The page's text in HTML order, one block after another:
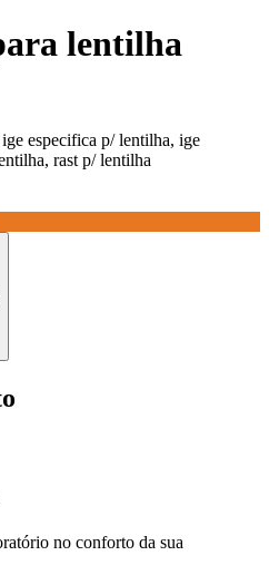
lentilha
ige especifica p/ lentilha, ige
rast p/ lentilha
no conforto da sua